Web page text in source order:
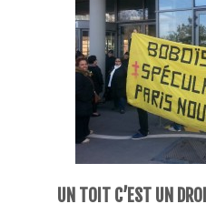
UN TOIT C’EST UN